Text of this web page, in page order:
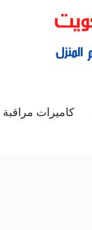
كاميرات مراقبة